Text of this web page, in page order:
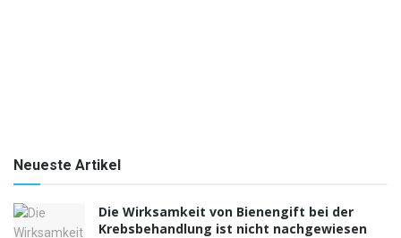
Neueste Artikel
Die Wirksamkeit von Bienengift bei der
Krebsbehandlung ist nicht nachgewiesen